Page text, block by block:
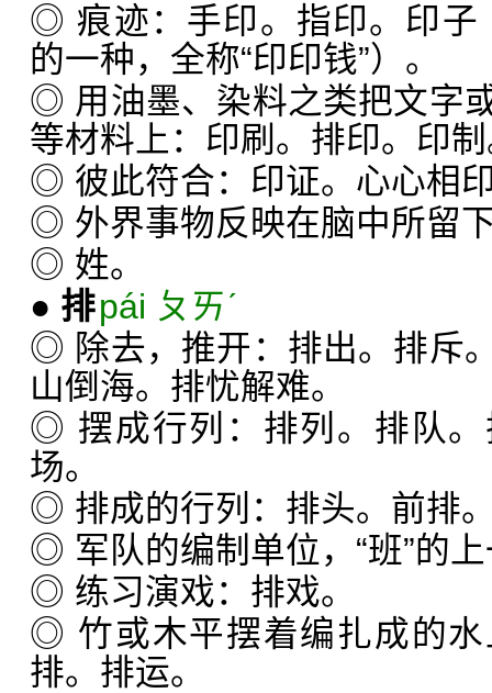
◎ 痕迹：手印。指印。印子
的一种，全称“印印钱”）。
◎ 用油墨、染料之类把文字
等材料上：印刷。排印。印
◎ 彼此符合：印证。心心相
◎ 外界事物反映在脑中所留
◎ 姓。
● 排pái ㄆㄞˊ
◎ 除去，推开：排出。排斥
山倒海。排忧解难。
◎ 摆成行列：排列。排队
场。
◎ 排成的行列：排头。前排
◎ 军队的编制单位，“班”的
◎ 练习演戏：排戏。
◎ 竹或木平摆着编扎成的
排。排运。